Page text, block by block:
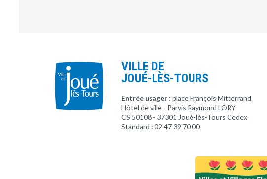
VILLE DE
JOUÉ-LÈS-TOURS
Entrée usager : place François Mitterrand
Hôtel de ville - Parvis Raymond LORY
CS 50108 - 37301 Joué-lès-Tours Cedex
Standard : 02 47 39 70 00